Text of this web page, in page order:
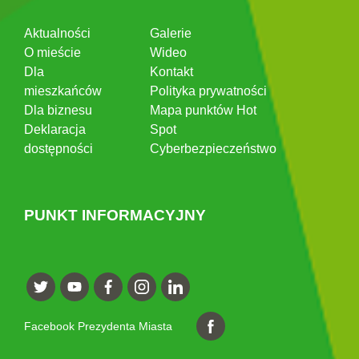
Aktualności
O mieście
Dla
mieszkańców
Dla biznesu
Deklaracja
dostępności
Galerie
Wideo
Kontakt
Polityka prywatności
Mapa punktów Hot
Spot
Cyberbezpieczeństwo
PUNKT INFORMACYJNY
Facebook Prezydenta Miasta